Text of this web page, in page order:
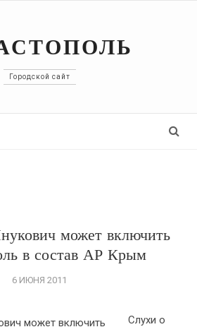
Городской сайт
может включить
в состав АР Крым
6 ИЮНЯ 2011
Слухи о